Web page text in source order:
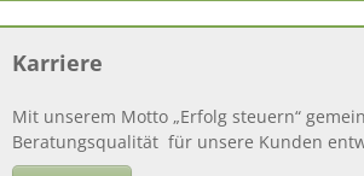
Karriere
Mit unserem Motto „Erfolg steuern“
Beratungsqualität für unsere Kunden